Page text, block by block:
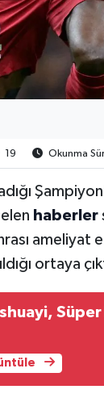
19 Okunma
haberler
ortaya